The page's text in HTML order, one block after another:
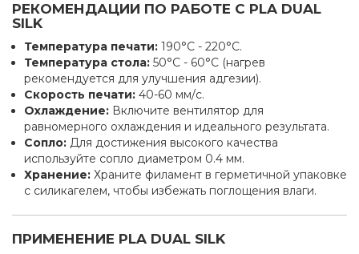
РЕКОМЕНДАЦИИ ПО РАБОТЕ С PLA DUAL
SILK
Температура печати: 190°C - 220°C.
Температура стола: 50°C - 60°C (нагрев
рекомендуется для улучшения адгезии).
Скорость печати: 40-60 мм/с.
Охлаждение: Включите вентилятор для
равномерного охлаждения и идеального результата.
Сопло: Для достижения высокого качества
используйте сопло диаметром 0.4 мм.
Хранение: Храните филамент в герметичной упаковке
с силикагелем, чтобы избежать поглощения влаги.
ПРИМЕНЕНИЕ PLA DUAL SILK